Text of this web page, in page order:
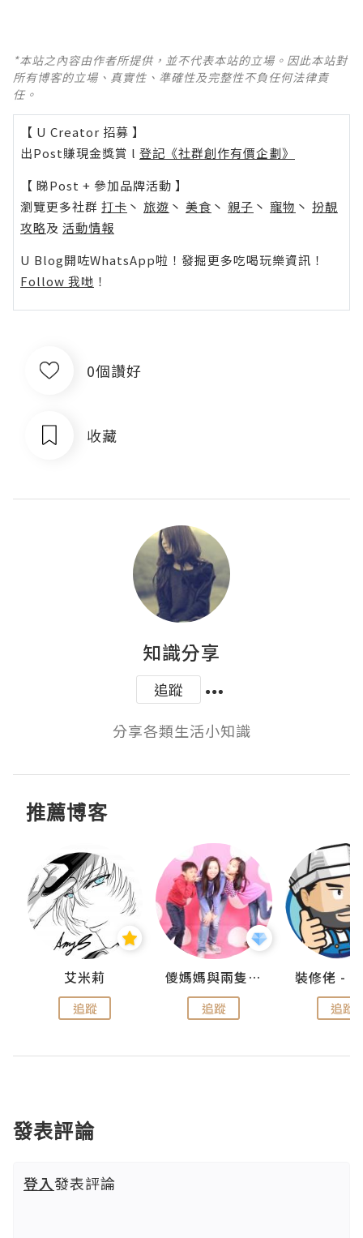
*本站之內容由作者所提供，並不代表本站的立場。因此本站對
所有博客的立場、真實性、準確性及完整性不負任何法律責
任。
【 U Creator 招募 】
出Post賺現金獎賞 l 登記《社群創作有價企劃》
【 睇Post + 參加品牌活動 】
瀏覽更多社群 打卡 丶 旅遊 丶 美食 丶 親子 丶 寵物 丶 扮靚
攻略及 活動情報
U Blog開咗WhatsApp啦！發掘更多吃喝玩樂資訊！
Follow 我哋 ！
0個讚好
收藏
知識分享
追蹤
分享各類生活小知識
推薦博客
艾米莉
追蹤
儍媽媽與兩隻小魔怪之家
追蹤 追蹤
發表評論
登入發表評論